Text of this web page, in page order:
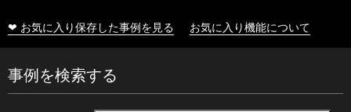
❤ お気に入り保存した事例を見る お気に入り機能について
事例を検索する